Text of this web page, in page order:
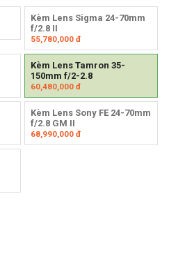
Kèm Lens Sigma 24-70mm
f/2.8 II
55,780,000đ
Kèm Lens Tamron 35-
150mm f/2-2.8
60,480,000đ
Kèm Lens Sony FE 24-70mm
f/2.8 GM II
68,990,000đ